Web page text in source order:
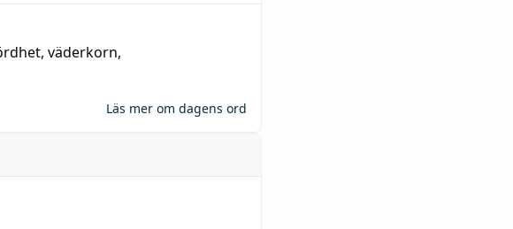
, väderkorn,
Läs mer om dagens ord